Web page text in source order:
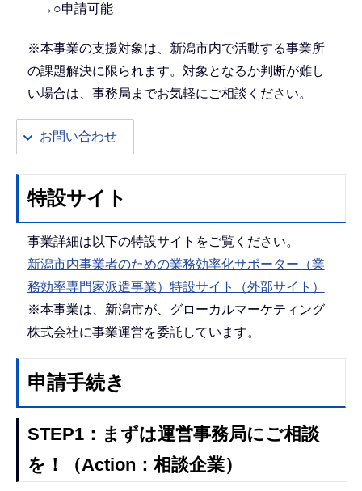
→○申請可能
※本事業の支援対象は、新潟市内で活動する事業所
の課題解決に限られます。対象となるか判断が難し
い場合は、事務局までお気軽にご相談ください。
お問い合わせ
特設サイト
事業詳細は以下の特設サイトをご覧ください。
新潟市内事業者のための業務効率化サポーター（業
務効率専門家派遣事業）特設サイト（外部サイト）
※本事業は、新潟市が、グローカルマーケティング
株式会社に事業運営を委託しています。
申請手続き
STEP1：まずは運営事務局にご相談
を！（Action：相談企業）